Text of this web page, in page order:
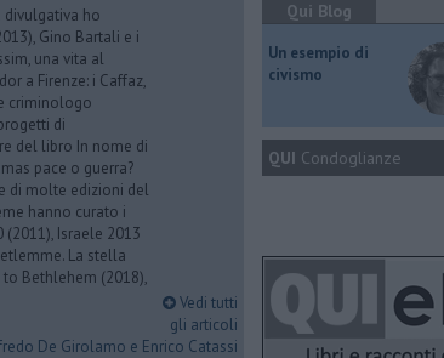
ho
Gino Bartali e i
una vita al
a Firenze: i Caffaz,
criminologo
di
del libro In nome di
pace o guerra?
di molte edizioni del
hanno curato i
Israele 2013
La stella
Bethlehem (2018),
Vedi tutti
gli articoli
De Girolamo e Enrico Catassi
Qui Blog
​Un esempio di
civismo
QUI Condoglianze